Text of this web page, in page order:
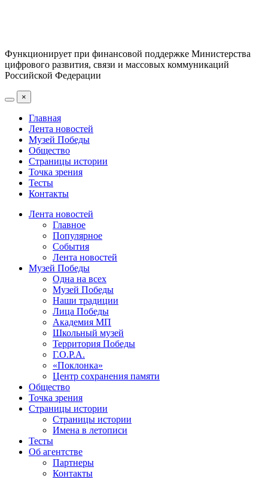
Функционирует при финансовой поддержке Министерства
цифрового развития, связи и массовых коммуникаций
Российской Федерации
×
Главная
Лента новостей
Музей Победы
Общество
Страницы истории
Точка зрения
Тесты
Контакты
Лента новостей
Главное
Популярное
События
Лента новостей
Музей Победы
Одна на всех
Музей Победы
Наши традиции
Лица Победы
Академия МП
Школьный музей
Территория Победы
Г.О.Р.А.
«Поклонка»
Центр сохранения памяти
Общество
Точка зрения
Страницы истории
Страницы истории
Имена в летописи
Тесты
Об агентстве
Партнеры
Контакты